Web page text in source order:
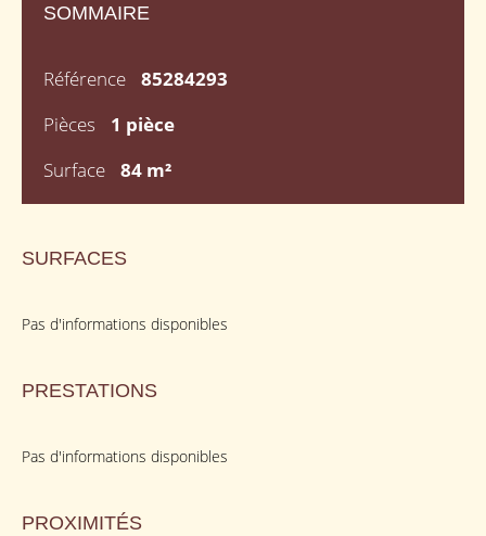
SOMMAIRE
Référence
85284293
Pièces
1 pièce
Surface
84 m²
SURFACES
Pas d'informations disponibles
PRESTATIONS
Pas d'informations disponibles
PROXIMITÉS